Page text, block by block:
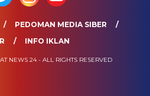
PEDOMAN MEDIA SIBER
INFO IKLAN
NEWS 24 - ALL RIGHTS RESERVED